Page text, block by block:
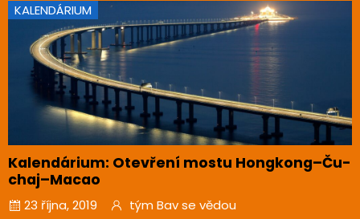
KALENDÁRIUM
Kalendárium: Otevření mostu Hongkong–Ču-
chaj–Macao
23 října, 2019 tým Bav se vědou